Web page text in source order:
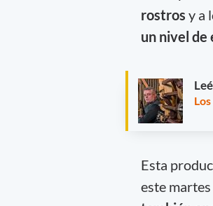
rostros y a
un nivel de
Esta
este